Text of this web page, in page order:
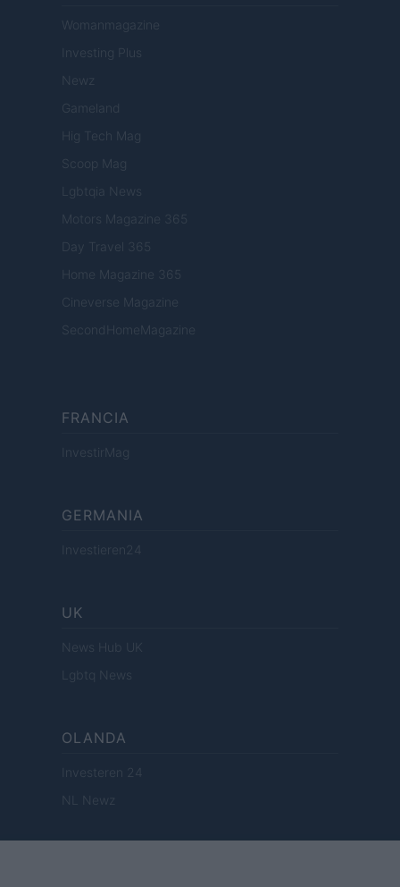
Womanmagazine
Investing Plus
Newz
Gameland
Hig Tech Mag
Scoop Mag
Lgbtqia News
Motors Magazine 365
Day Travel 365
Home Magazine 365
Cineverse Magazine
SecondHomeMagazine
FRANCIA
InvestirMag
GERMANIA
Investieren24
UK
News Hub UK
Lgbtq News
OLANDA
Investeren 24
NL Newz